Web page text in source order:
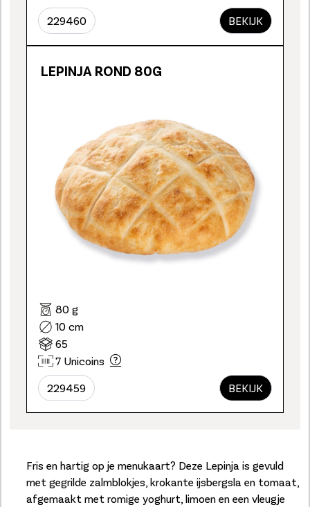
229460 BEKIJK
LEPINJA ROND 80G
80 g
10 cm
65
7 Unicoins
229459 BEKIJK
Fris en hartig op je menukaart? Deze Lepinja is gevuld
met gegrilde zalmblokjes, krokante ijsbergsla en tomaat,
afgemaakt met romige yoghurt, limoen en een vleugje